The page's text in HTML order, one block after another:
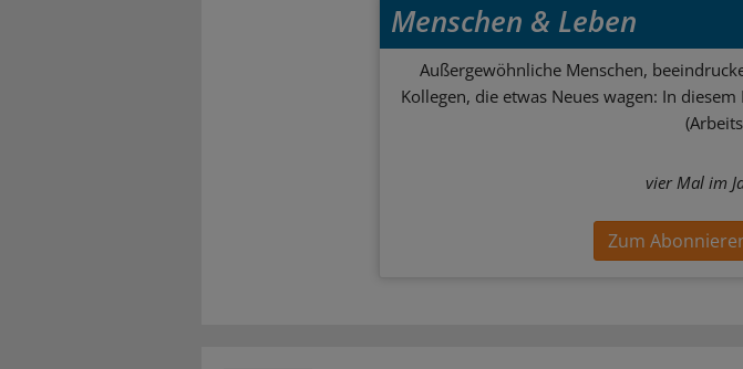
Menschen & Leben
Außergewöhnliche Menschen,
Kollegen, die etwas Neues wagen: In
vier Mal im
Zum